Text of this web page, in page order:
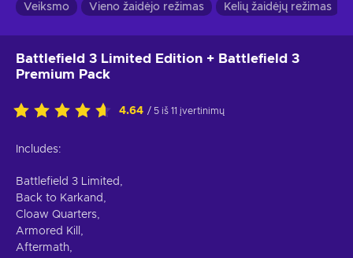
Veiksmo Vieno žaidėjo režimas Kelių žaidėjų režimas
Battlefield 3 Limited Edition + Battlefield 3
Premium Pack
4.64 / 5 iš 11 įvertinimų
Includes:
Battlefield 3 Limited,
Back to Karkand,
Cloaw Quarters,
Armored Kill,
Aftermath,